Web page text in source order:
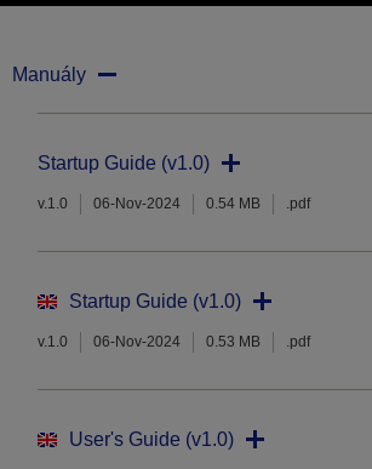
Manuály
Startup Guide (v1.0)
v.1.0 06-Nov-2024 0.54 MB .pdf
Startup Guide (v1.0)
v.1.0 06-Nov-2024 0.53 MB .pdf
User's Guide (v1.0)